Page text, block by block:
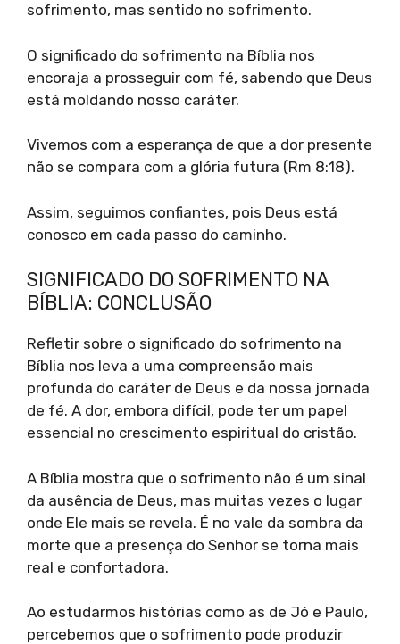
sofrimento, mas sentido no sofrimento.
O significado do sofrimento na Bíblia nos
encoraja a prosseguir com fé, sabendo que Deus
está moldando nosso caráter.
Vivemos com a esperança de que a dor presente
não se compara com a glória futura (Rm 8:18).
Assim, seguimos confiantes, pois Deus está
conosco em cada passo do caminho.
SIGNIFICADO DO SOFRIMENTO NA
BÍBLIA: CONCLUSÃO
Refletir sobre o significado do sofrimento na
Bíblia nos leva a uma compreensão mais
profunda do caráter de Deus e da nossa jornada
de fé. A dor, embora difícil, pode ter um papel
essencial no crescimento espiritual do cristão.
A Bíblia mostra que o sofrimento não é um sinal
da ausência de Deus, mas muitas vezes o lugar
onde Ele mais se revela. É no vale da sombra da
morte que a presença do Senhor se torna mais
real e confortadora.
Ao estudarmos histórias como as de Jó e Paulo,
percebemos que o sofrimento pode produzir